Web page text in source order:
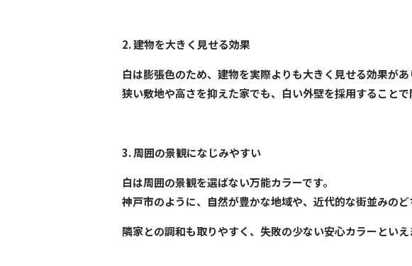
2. 建物を大きく見せる効果
白は膨張色のため、建物を実際よりも大きく見せる効果があ
狭い敷地や高さを抑えた家でも、白い外壁を採用すること
3. 周囲の景観になじみやすい
白は周囲の景観を選ばない万能カラーです。
神戸市のように、自然が豊かな地域や、近代的な街並みの
隣家との調和も取りやすく、失敗の少ない安心カラーといえ